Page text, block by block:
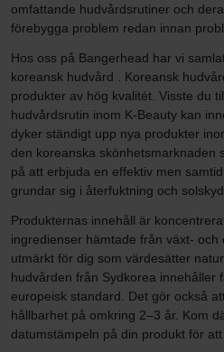
omfattande hudvårdsrutiner och
förebygga problem redan innan
Hos oss på Bangerhead har vi
koreansk hudvård . Koreansk
produkter av hög kvalitét. Visste du
hudvårdsrutin inom K-Beauty kan
dyker ständigt upp nya produkter
den koreanska skönhetsmarknaden
på att erbjuda en effektiv men
grundar sig i återfuktning och
Produkternas innehåll är
ingredienser hämtade från växt-
utmärkt för dig som värdesätter
hudvården från Sydkorea innehåller
europeisk standard. Det gör också
hållbarhet på omkring 2–3 år. Kom
datumstämpeln på din produkt för